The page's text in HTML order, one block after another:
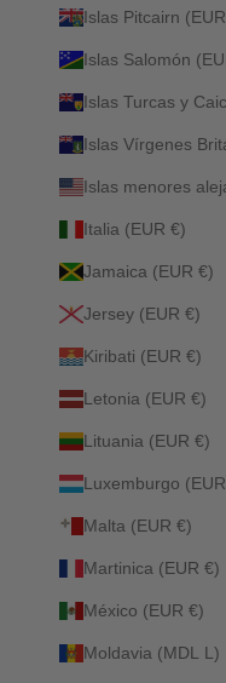
Islas Pitcairn
Islas Salomón
Islas Turcas y
Islas Vírgenes
Islas menores
Italia (EUR €)
Jamaica (EUR €)
Jersey (EUR €)
Kiribati (EUR €)
Letonia (EUR €)
Lituania (EUR €)
Luxemburgo
Malta (EUR €)
Martinica (EUR €)
México (EUR €)
Moldavia (MDL L)